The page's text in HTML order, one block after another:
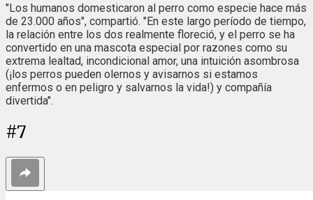
"Los humanos domesticaron al perro como especie hace más
de 23.000 años", compartió. "En este largo período de tiempo,
la relación entre los dos realmente floreció, y el perro se ha
convertido en una mascota especial por razones como su
extrema lealtad, incondicional amor, una intuición asombrosa
(¡los perros pueden olernos y avisarnos si estamos
enfermos o en peligro y salvarnos la vida!) y compañía
divertida".
#7